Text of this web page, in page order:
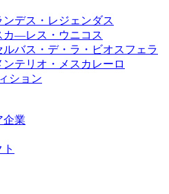
ンデス・レジェンダス
カ―レス・ウニコス
ルバス・デ・ラ・ビオスフェラ
ンテリオ・メスカレーロ
ション
企業